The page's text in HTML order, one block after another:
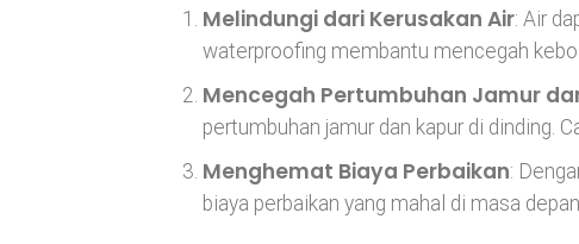
Melindungi dari Kerusakan Air: Air
waterproofing membantu mencegah
Mencegah Pertumbuhan Jamur
pertumbuhan jamur dan kapur di dinding.
Menghemat Biaya Perbaikan:
biaya perbaikan yang mahal di masa